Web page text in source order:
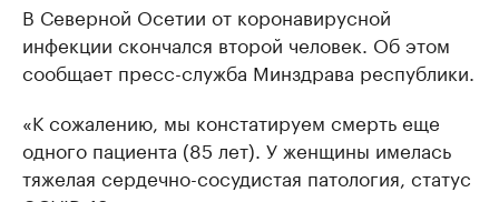
В Северной Осетии от коронавирусной
инфекции скончался второй человек. Об этом
сообщает пресс-служба Минздрава республики.
«К сожалению, мы констатируем смерть еще
одного пациента (85 лет). У женщины имелась
тяжелая сердечно-сосудистая патология, статус